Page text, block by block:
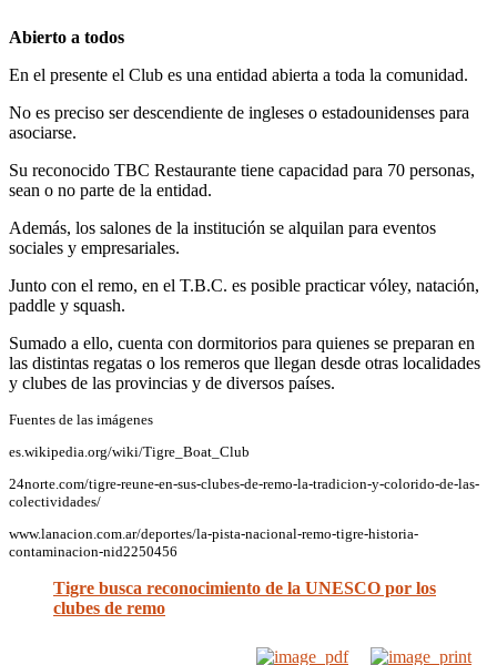
Abierto a todos
En el presente el Club es una entidad abierta a toda la comunidad.
No es preciso ser descendiente de ingleses o estadounidenses para
asociarse.
Su reconocido TBC Restaurante tiene capacidad para 70 personas,
sean o no parte de la entidad.
Además, los salones de la institución se alquilan para eventos
sociales y empresariales.
Junto con el remo, en el T.B.C. es posible practicar vóley, natación,
paddle y squash.
Sumado a ello, cuenta con dormitorios para quienes se preparan en
las distintas regatas o los remeros que llegan desde otras localidades
y clubes de las provincias y de diversos países.
Fuentes de las imágenes
es.wikipedia.org/wiki/Tigre_Boat_Club
24norte.com/tigre-reune-en-sus-clubes-de-remo-la-tradicion-y-colorido-de-las-
colectividades/
www.lanacion.com.ar/deportes/la-pista-nacional-remo-tigre-historia-
contaminacion-nid2250456
Tigre busca reconocimiento de la UNESCO por los
clubes de remo